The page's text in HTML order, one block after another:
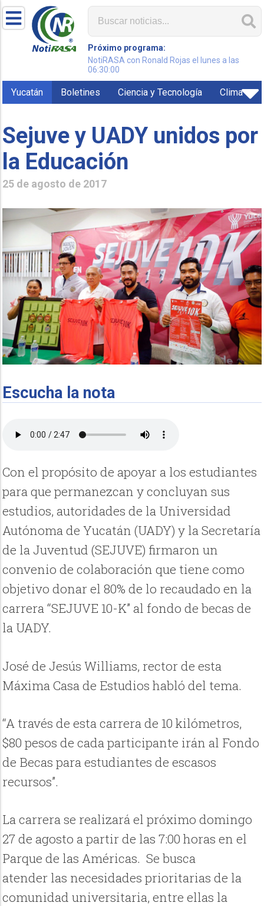
Próximo programa:
NotiRASA con Ronald Rojas el lunes a las
06:30:00
Yucatán Boletines Ciencia y Tecnología Clima
Sejuve y UADY unidos por
la Educación
25 de agosto de 2017
Escucha la nota
Con el propósito de apoyar a los estudiantes
para que permanezcan y concluyan sus
estudios, autoridades de la Universidad
Autónoma de Yucatán (UADY) y la Secretaría
de la Juventud (SEJUVE) firmaron un
convenio de colaboración que tiene como
objetivo donar el 80% de lo recaudado en la
carrera “SEJUVE 10-K” al fondo de becas de
la UADY.
José de Jesús Williams, rector de esta
Máxima Casa de Estudios habló del tema.
“A través de esta carrera de 10 kilómetros,
$80 pesos de cada participante irán al Fondo
de Becas para estudiantes de escasos
recursos”.
La carrera se realizará el próximo domingo
27 de agosto a partir de las 7:00 horas en el
Parque de las Américas. Se busca
atender las necesidades prioritarias de la
comunidad universitaria, entre ellas la